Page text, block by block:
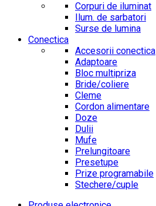
Corpuri de iluminat
Ilum. de sarbatori
Surse de lumina
Conectica
Accesorii conectica
Adaptoare
Bloc multipriza
Bride/coliere
Cleme
Cordon alimentare
Doze
Dulii
Mufe
Prelungitoare
Presetupe
Prize programabile
Stechere/cuple